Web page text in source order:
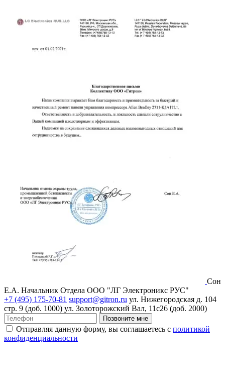
Сон
Е.А. Начальник Отдела ООО "ЛГ Электроникс РУС"
+7 (495) 175-70-81 support@gitron.ru ул. Нижегородская д. 104
стр. 9 (доб. 1000) ул. Золоторожский Вал, 11с26 (доб. 2000)
Позвоните мне
Отправляя данную форму, вы соглашаетесь с политикой
конфиденциальности